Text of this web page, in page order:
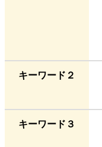
キーワード２
キーワード３